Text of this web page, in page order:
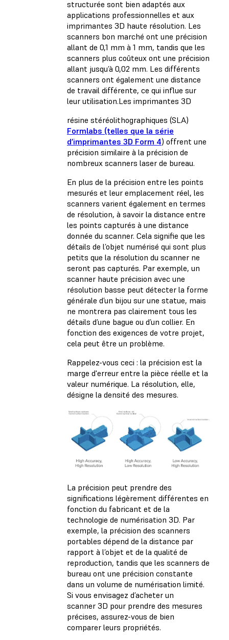
structurée sont bien adaptés aux
applications professionnelles et aux
imprimantes 3D haute résolution. Les
scanners bon marché ont une précision
allant de 0,1 mm à 1 mm, tandis que les
scanners plus coûteux ont une précision
allant jusqu’à 0,02 mm. Les différents
scanners ont également une distance
de travail différente, ce qui influe sur
leur utilisation.Les imprimantes 3D
résine stéréolithographiques (SLA)
Formlabs (telles que la série
d’imprimantes 3D Form 4) offrent une
précision similaire à la précision de
nombreux scanners laser de bureau.
En plus de la précision entre les points
mesurés et leur emplacement réel, les
scanners varient également en termes
de résolution, à savoir la distance entre
les points capturés à une distance
donnée du scanner. Cela signifie que les
détails de l’objet numérisé qui sont plus
petits que la résolution du scanner ne
seront pas capturés. Par exemple, un
scanner haute précision avec une
résolution basse peut détecter la forme
générale d’un bijou sur une statue, mais
ne montrera pas clairement tous les
détails d’une bague ou d’un collier. En
fonction des exigences de votre projet,
cela peut être un problème.
Rappelez-vous ceci : la précision est la
marge d'erreur entre la pièce réelle et la
valeur numérique. La résolution, elle,
désigne la densité des mesures.
La précision peut prendre des
significations légèrement différentes en
fonction du fabricant et de la
technologie de numérisation 3D. Par
exemple, la précision des scanners
portables dépend de la distance par
rapport à l’objet et de la qualité de
reproduction, tandis que les scanners de
bureau ont une précision constante
dans un volume de numérisation limité.
Si vous envisagez d’acheter un
scanner 3D pour prendre des mesures
précises, assurez-vous de bien
comparer leurs propriétés.